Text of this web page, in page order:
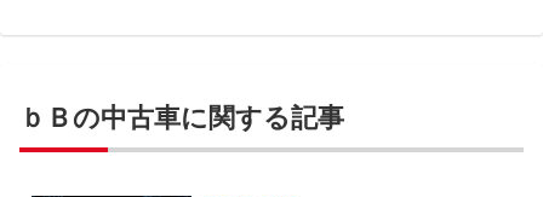
ｂＢの中古車に関する記事